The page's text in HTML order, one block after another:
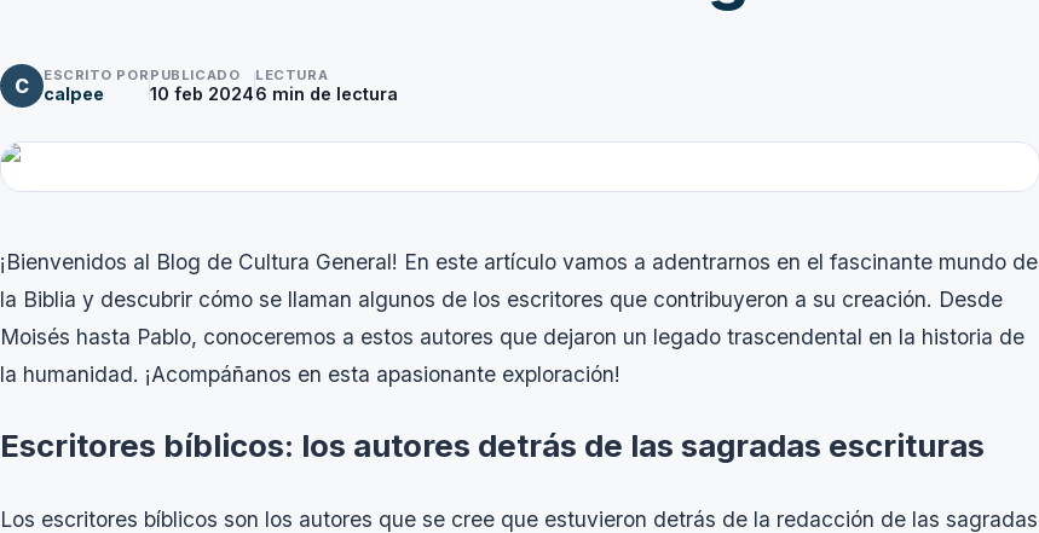
C ESCRITO POR
calpee
PUBLICADO
10 feb 2024
LECTURA
6 min de lectura
¡Bienvenidos al Blog de Cultura General! En este artículo vamos a adentrarnos en el fascinante mundo de
la Biblia y descubrir cómo se llaman algunos de los escritores que contribuyeron a su creación. Desde
Moisés hasta Pablo, conoceremos a estos autores que dejaron un legado trascendental en la historia de
la humanidad. ¡Acompáñanos en esta apasionante exploración!
Escritores bíblicos: los autores detrás de las sagradas escrituras
Los escritores bíblicos son los autores que se cree que estuvieron detrás de la redacción de las sagradas